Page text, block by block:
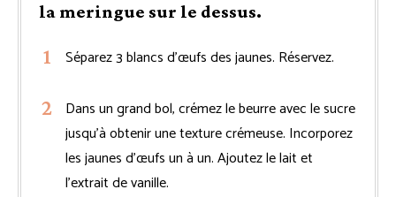
la meringue sur le dessus.
Séparez 3 blancs d’œufs des jaunes. Réservez.
Dans un grand bol, crémez le beurre avec le sucre
jusqu’à obtenir une texture crémeuse. Incorporez
les jaunes d’œufs un à un. Ajoutez le lait et
l’extrait de vanille.